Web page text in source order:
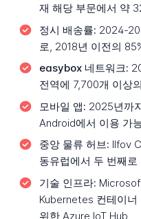
재 해당 부문에서 약
정시 배송률: 2024-
로, 2018년 이전의
easybox 네트워크:
전역에 7,700개 이상
모바일 앱: 2025년까
Android에서 이용 가
중앙 물류 허브: Ilfov
동유럽에서 두 번째
기술 인프라:
Kubernetes 컨테이너
위한 Azure IoT Hub